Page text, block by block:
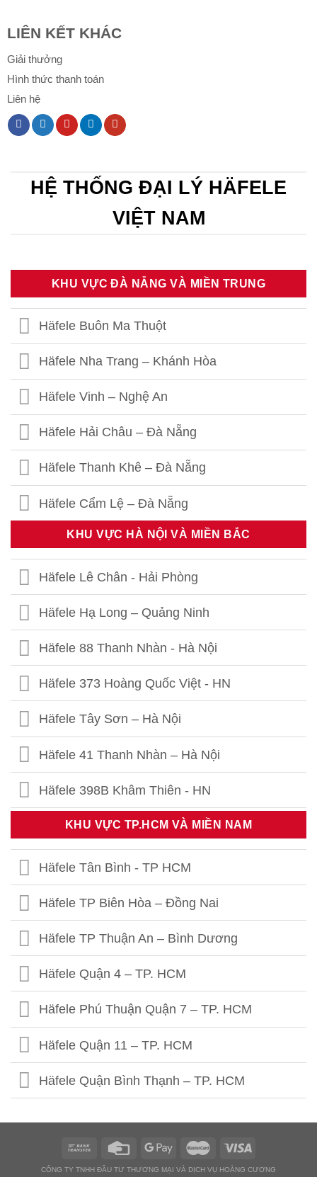
LIÊN KẾT KHÁC
Giải thưởng
Hình thức thanh toán
Liên hệ
HỆ THỐNG ĐẠI LÝ HÄFELE
VIỆT NAM
KHU VỰC ĐÀ NẴNG VÀ MIỀN TRUNG
Häfele Buôn Ma Thuột
Häfele Nha Trang – Khánh Hòa
Häfele Vinh – Nghệ An
Häfele Hải Châu – Đà Nẵng
Häfele Thanh Khê – Đà Nẵng
Häfele Cẩm Lệ – Đà Nẵng
KHU VỰC HÀ NỘI VÀ MIỀN BẮC
Häfele Lê Chân - Hải Phòng
Häfele Hạ Long – Quảng Ninh
Häfele 88 Thanh Nhàn - Hà Nội
Häfele 373 Hoàng Quốc Việt - HN
Häfele Tây Sơn – Hà Nội
Häfele 41 Thanh Nhàn – Hà Nội
Häfele 398B Khâm Thiên - HN
Häfele Thái Thịnh – Hà Nội
Häfele 459 Hoàng Quốc Việt - HN
Häfele 302 Khâm Thiên - HN
Häfele Kim Thành- Hải Dương
KHU VỰC TP.HCM VÀ MIỀN NAM
Häfele Tân Bình - TP HCM
Häfele TP Biên Hòa – Đồng Nai
Häfele TP Thuận An – Bình Dương
Häfele Quận 4 – TP. HCM
Häfele Phú Thuận Quận 7 – TP. HCM
Häfele Quận 11 – TP. HCM
Häfele Quận Bình Thạnh – TP. HCM
Häfele Tân Bình I – TP. HCM
CÔNG TY TNHH ĐẦU TƯ THƯƠNG MẠI VÀ DỊCH VỤ HOÀNG CƯƠNG